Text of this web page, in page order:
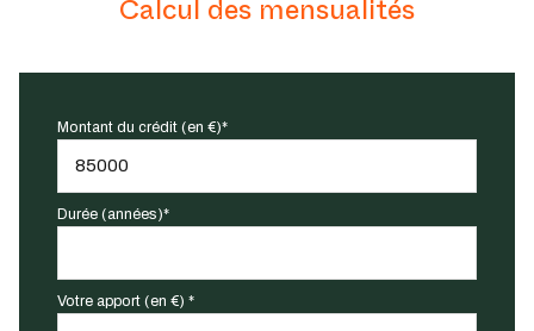
Calcul des mensualités
Montant du crédit (en €)*
Durée (années)*
Votre apport (en €) *